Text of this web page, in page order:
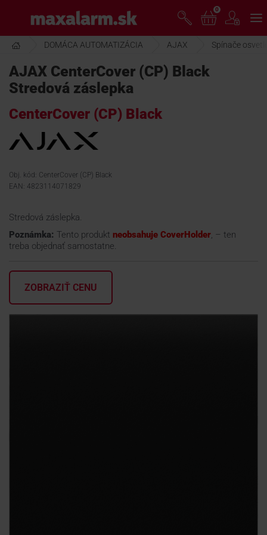
hlavnému
obsahu
www.maxalarm.sk
AKCIA MESIACA
PRODUKTY
SPOLOČNOSŤ
ŠKOLENIE
PODPORA
KONTAKTY
0
DOMÁCA AUTOMATIZÁCIA AJAX Spínače
AJAX CenterCover (CP) Black
Stredová záslepka
CenterCover (CP) Black
Obj. kód: CenterCover (CP) Black
EAN: 4823114071829
Stredová záslepka.
Poznámka: Tento produkt neobsahuje CoverHolder, – ten
treba objednať samostatne.
ZOBRAZIŤ CENU